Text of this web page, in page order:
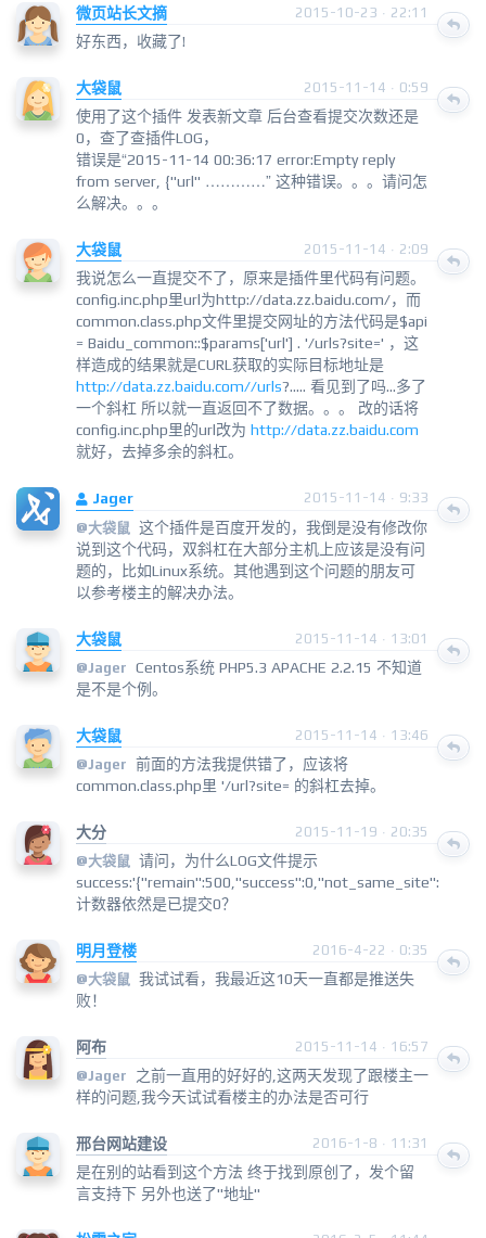
微页站长文摘 2015-10-23 · 22:11
好东西，收藏了!
大袋鼠 2015-11-14 · 0:59
使用了这个插件 发表新文章 后台查看提交次数还是
0，查了查插件LOG，
错误是“2015-11-14 00:36:17 error:Empty reply
from server, {"url" …………” 这种错误。。。请问怎
么解决。。。
大袋鼠 2015-11-14 · 2:09
我说怎么一直提交不了，原来是插件里代码有问题。
config.inc.php里url为http://data.zz.baidu.com/，而
common.class.php文件里提交网址的方法代码是$api
= Baidu_common::$params['url'] . '/urls?site=' ，这
样造成的结果就是CURL获取的实际目标地址是
http://data.zz.baidu.com//urls?..... 看见到了吗...多了
一个斜杠 所以就一直返回不了数据。。。 改的话将
config.inc.php里的url改为 http://data.zz.baidu.com
就好，去掉多余的斜杠。
Jager
2015-11-14 · 9:33
@大袋鼠 这个插件是百度开发的，我倒是没有修改你
说到这个代码，双斜杠在大部分主机上应该是没有问
题的，比如Linux系统。其他遇到这个问题的朋友可
以参考楼主的解决办法。
大袋鼠
2015-11-14 · 13:01
@Jager Centos系统 PHP5.3 APACHE 2.2.15 不知道
是不是个例。
大袋鼠
2015-11-14 · 13:46
@Jager 前面的方法我提供错了，应该将
common.class.php里 '/url?site= 的斜杠去掉。
大分
2015-11-19 · 20:35
@大袋鼠 请问，为什么LOG文件提示
success:'{"remain":500,"success":0,"not_same_site":
计数器依然是已提交0？
明月登楼
2016-4-22 · 0:35
@大袋鼠 我试试看，我最近这10天一直都是推送失
败！
阿布
2015-11-14 · 16:57
@Jager
之前一直用的好好的,这两天发现了跟楼主一
样的问题,我今天试试看楼主的办法是否可行
邢台网站建设 2016-1-8 · 11:31
是在别的站看到这个方法 终于找到原创了，发个留
言支持下 另外也送了"地址"